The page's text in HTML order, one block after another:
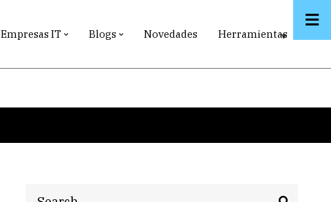
Empresas IT Blogs Novedades Herramientas